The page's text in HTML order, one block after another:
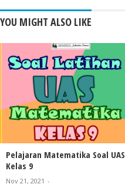
YOU MIGHT ALSO LIKE
Pelajaran Matematika Soal UAS
Kelas 9
Nov 21, 2021 -